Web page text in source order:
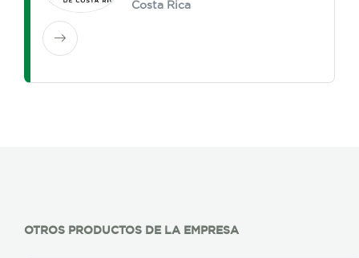
Costa Rica
OTROS PRODUCTOS DE LA EMPRESA